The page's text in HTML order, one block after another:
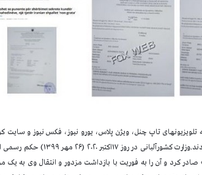
تلویزیونهای تاپ چنل، ویژن پلاس، یورو نیوز، فکس نیوز و
وزارت کشور
آلبانی در روز
صادر کرد و آن را به فوریت با بازداشت مزدور و انتقال وی به یک